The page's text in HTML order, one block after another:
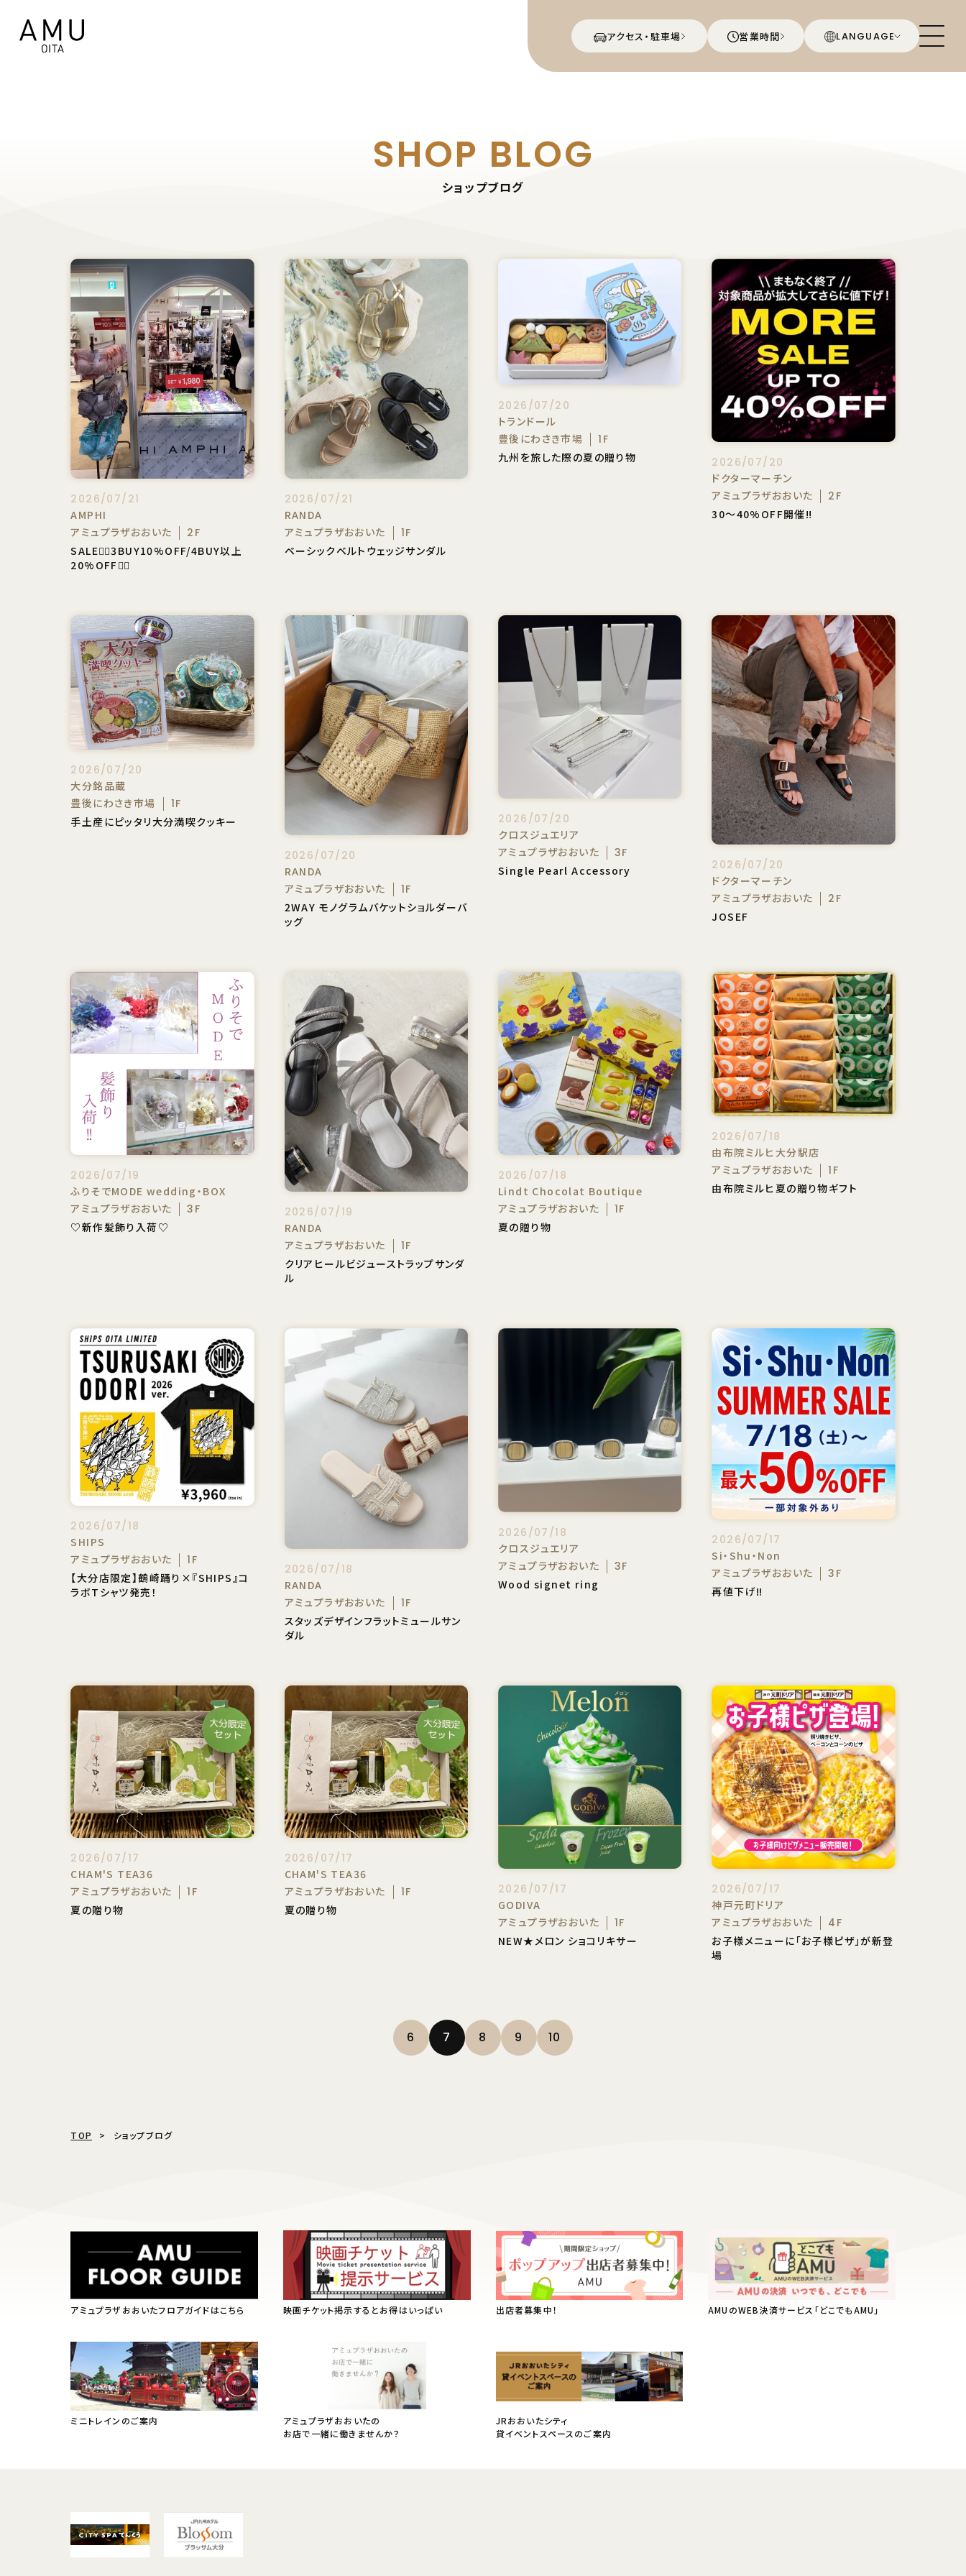
アクセス・駐車場 営業時間 LANGUAGE
SHOP BLOG
ショップブログ
2026/07/21
AMPHI
アミュプラザおおいた
2F
SALE❤️‍🔥3BUY10%OFF/4BUY以上
20%OFF❤️‍🔥
2026/07/21
RANDA
アミュプラザおおいた
1F
ベーシックベルトウェッジサンダル
2026/07/20
トランドール
豊後にわさき市場
1F
九州を旅した際の夏の贈り物
2026/07/20
ドクターマーチン
アミュプラザおおいた
2F
30〜40%OFF開催‼️
2026/07/20
大分銘品蔵
豊後にわさき市場
1F
手土産にピッタリ大分満喫クッキー
2026/07/20
RANDA
アミュプラザおおいた
1F
2WAY モノグラムバケットショルダーバ
ッグ
2026/07/20
クロスジュエリア
アミュプラザおおいた
3F
Single Pearl Accessory
2026/07/20
ドクターマーチン
アミュプラザおおいた
2F
JOSEF
2026/07/19
ふりそでMODE wedding・BOX
アミュプラザおおいた
3F
♡新作髪飾り入荷♡
2026/07/19
RANDA
アミュプラザおおいた
1F
クリアヒールビジューストラップサンダ
ル
2026/07/18
Lindt Chocolat Boutique
アミュプラザおおいた
1F
夏の贈り物
2026/07/18
由布院ミルヒ大分駅店
アミュプラザおおいた
1F
由布院ミルヒ夏の贈り物ギフト
2026/07/18
SHIPS
アミュプラザおおいた
1F
【大分店限定】鶴崎踊り×『SHIPS』コ
ラボTシャツ発売！
2026/07/18
RANDA
アミュプラザおおいた
1F
スタッズデザインフラットミュールサン
ダル
2026/07/18
クロスジュエリア
アミュプラザおおいた
3F
Wood signet ring
2026/07/17
Si・Shu・Non
アミュプラザおおいた
3F
再値下げ‼️
2026/07/17
CHAM'S TEA36
アミュプラザおおいた
1F
夏の贈り物
2026/07/17
CHAM'S TEA36
アミュプラザおおいた
1F
夏の贈り物
2026/07/17
GODIVA
アミュプラザおおいた
1F
NEW★メロン ショコリキサー
2026/07/17
神戸元町ドリア
アミュプラザおおいた
4F
お子様メニューに「お子様ピザ」が新登
場
6 7 8 9 10
TOP ショップブログ
アミュプラザおおいたフロアガイドはこちら 映画チケット掲示するとお得はいっぱい 出店者募集中！ AMUのWEB決済サービス「どこでもAMU」
ミニトレインのご案内
アミュプラザおおいたの
お店で一緒に働きませんか？
JRおおいたシティ
貸イベントスペースのご案内